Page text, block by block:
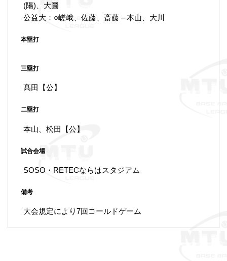
(陽)、大圖
公益大：○嵯峨、佐藤、斎藤－本山、大川
本塁打
三塁打
髙田【公】
二塁打
本山、松田【公】
試合会場
SOSO・RETECならはスタジアム
備考
大会規定により7回コールドゲーム